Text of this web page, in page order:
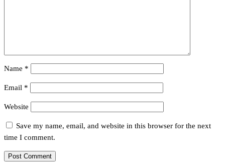
Name *
Email *
Website
Save my name, email, and website in this browser for the next
time I comment.